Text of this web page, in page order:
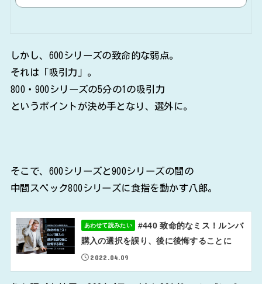
しかし、600シリーズの致命的な弱点。
それは「吸引力」。
800・900シリーズの5分の1の吸引力
というポイントが決め手となり、選外に。
そこで、600シリーズと900シリーズの間の
中間スペック800シリーズに食指を動かす八郎。
あわせて読みたい
#440 致命的なミス！ルンバ
購入の選択を誤り、後に後悔することに
2022.04.09